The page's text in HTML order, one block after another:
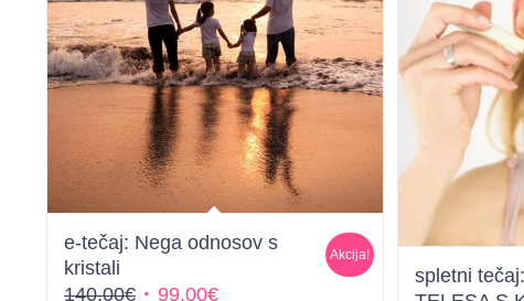
e-tečaj: Nega odnosov s
kristali
140,00€ Izvirna
99,00€Trenutna
Akcija!
spletni